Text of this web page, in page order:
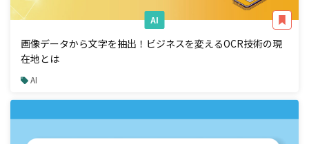
AI
画像データから文字を抽出！ビジネスを変えるOCR技術の現
在地とは
AI